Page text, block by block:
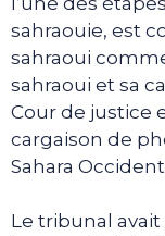
sahraouie, est
sahraoui
sahraoui et sa
Cour de justice
cargaison de
Sahara
Le tribunal